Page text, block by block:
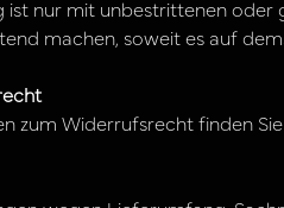
ist nur mit unbestrittenen oder
machen, soweit es auf
zum Widerrufsrecht finden